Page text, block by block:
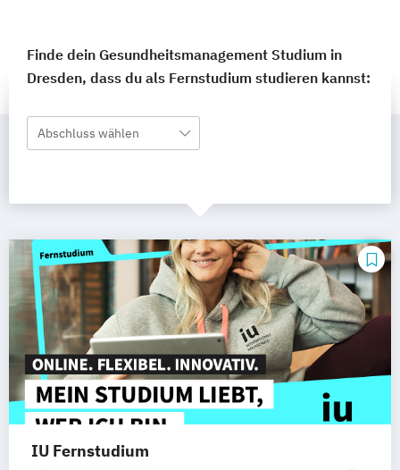
Finde dein Gesundheitsmanagement Studium in
Dresden, dass du als Fernstudium studieren kannst:
Abschluss wählen
IU Fernstudium